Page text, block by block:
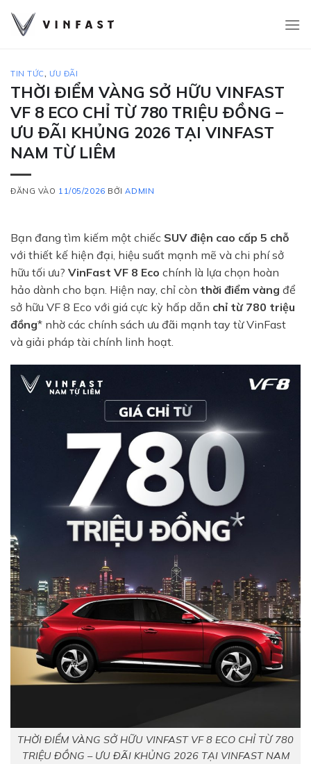
qua
TIN TỨC, ƯU ĐÃI
THỜI ĐIỂM VÀNG SỞ HỮU VINFAST
VF 8 ECO CHỈ TỪ 780 TRIỆU ĐỒNG –
ƯU ĐÃI KHỦNG 2026 TẠI VINFAST
NAM TỪ LIÊM
ĐĂNG VÀO 11/05/2026 BỞIADMIN
Bạn đang tìm kiếm một chiếc SUV điện cao cấp 5 chỗ
với thiết kế hiện đại, hiệu suất mạnh mẽ và chi phí sở
hữu tối ưu? VinFast VF 8 Eco chính là lựa chọn hoàn
hảo dành cho bạn. Hiện nay, chỉ còn thời điểm vàng để
sở hữu VF 8 Eco với giá cực kỳ hấp dẫn chỉ từ 780 triệu
đồng* nhờ các chính sách ưu đãi mạnh tay từ VinFast
và giải pháp tài chính linh hoạt.
THỜI ĐIỂM VÀNG SỞ HỮU VINFAST VF 8 ECO CHỈ TỪ 780
TRIỆU ĐỒNG – ƯU ĐÃI KHỦNG 2026 TẠI VINFAST NAM